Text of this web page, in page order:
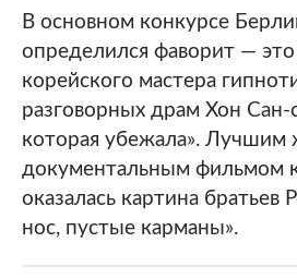
В основном конкурсе
определился фаворит — это
корейского мастера
разговорных драм Хон
которая убежала». Лучшим
документальным фильмом
оказалась картина братьев
нос, пустые карманы».